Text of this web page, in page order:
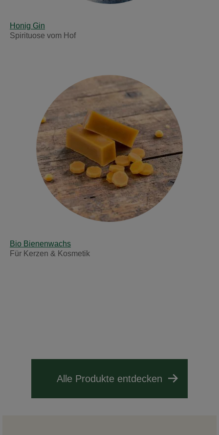
Honig Gin
Spirituose vom Hof
Bio Bienenwachs
Für Kerzen & Kosmetik
Alle Produkte entdecken